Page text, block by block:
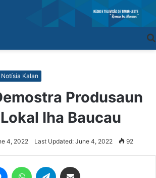
Notísia Kalan
Produsaun
Iha Baucau
4, 2022 Last Updated: June 4, 2022 92